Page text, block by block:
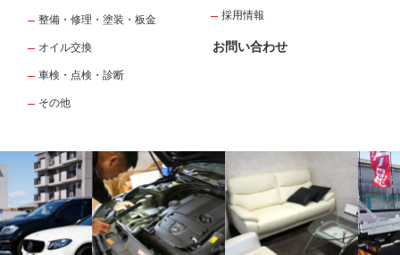
整備・修理・塗装・板金
オイル交換
車検・点検・診断
その他
採用情報
お問い合わせ